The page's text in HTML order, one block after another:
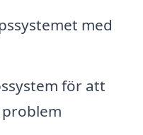
med
för att